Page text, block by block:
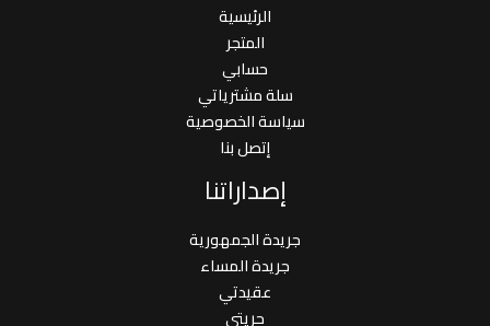
الرئيسية
المتجر
حسابي
سلة مشترياتي
سياسة الخصوصية
إتصل بنا
إصداراتنا
جريدة الجمهورية
جريدة المساء
عقيدتي
حريتي